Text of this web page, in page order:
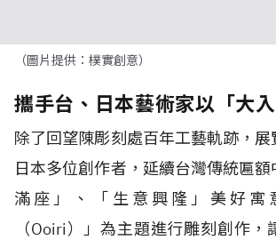
（圖片提供：樸實創意）
攜手台、日本藝術家以「大
除了回望陳彫刻處百年工藝軌跡，展
日本多位創作者，延續台灣傳統匾
滿座」、「生意興隆」美好寓
（Ooiri）」為主題進行雕刻創作，